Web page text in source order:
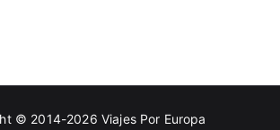
© 2014-2026 Viajes Por Europa